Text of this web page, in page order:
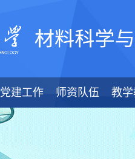
党建工作 师资队伍 教